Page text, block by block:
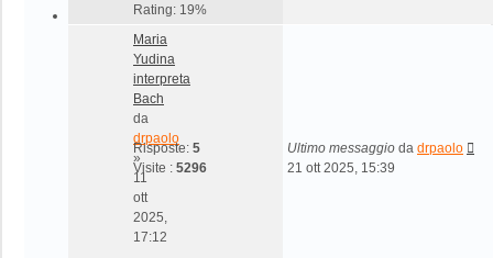
Rating: 19%
Maria
Yudina
interpreta
Bach
da
drpaolo
»
11
ott
2025,
17:12
Risposte: 5
Visite : 5296
Ultimo messaggio da drpaolo
21 ott 2025, 15:39